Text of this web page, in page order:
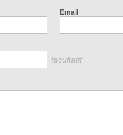
Email
facultatif